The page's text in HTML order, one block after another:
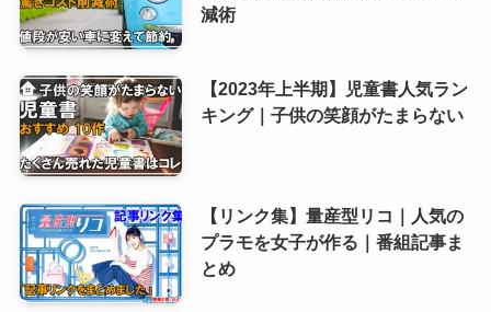
減術
【2023年上半期】児童書人気ラン
キング｜子供の笑顔がたまらない
【リンク集】量産型リコ｜人気の
プラモを女子が作る｜番組記事ま
とめ